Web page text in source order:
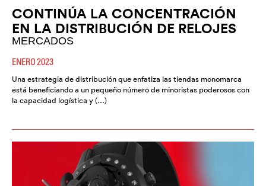
CONTINÚA LA CONCENTRACIÓN
EN LA DISTRIBUCIÓN DE RELOJES
MERCADOS
ENERO 2023
Una estrategia de distribución que enfatiza las tiendas monomarca
está beneficiando a un pequeño número de minoristas poderosos con
la capacidad logística y (…)